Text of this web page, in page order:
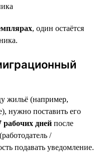
, один остаётся
жильё (например,
нужно поставить его
рабочих дней после
/
подавать уведомление.